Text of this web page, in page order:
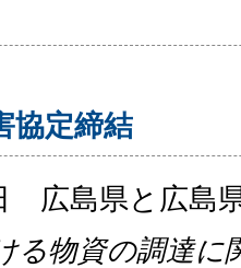
協定締結
広島県と広島
る物資の調達に